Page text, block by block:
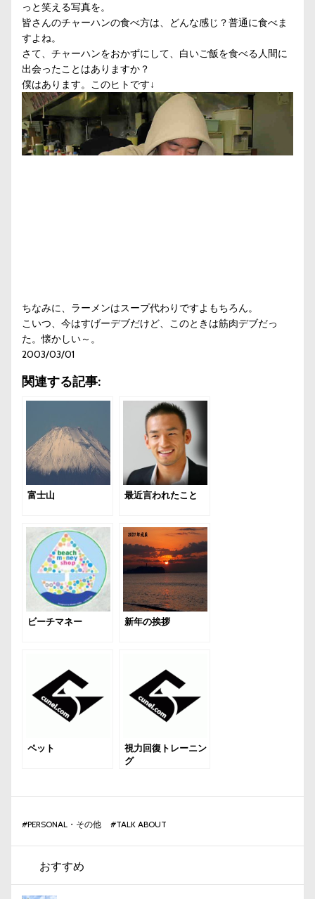
っと笑える写真を。
皆さんのチャーハンの食べ方は、どんな感じ？普通に食べま
すよね。
さて、チャーハンをおかずにして、白いご飯を食べる人間に
出会ったことはありますか？
僕はあります。このヒトです↓
ちなみに、ラーメンはスープ代わりですよもちろん。
こいつ、今はすげーデブだけど、このときは筋肉デブだっ
た。懐かしい～。
2003/03/01
関連する記事:
富士山 最近言われたこと
ビーチマネー 新年の挨拶
ペット
視力回復トレーニン
グ
#PERSONAL・その他 #TALK ABOUT
おすすめ